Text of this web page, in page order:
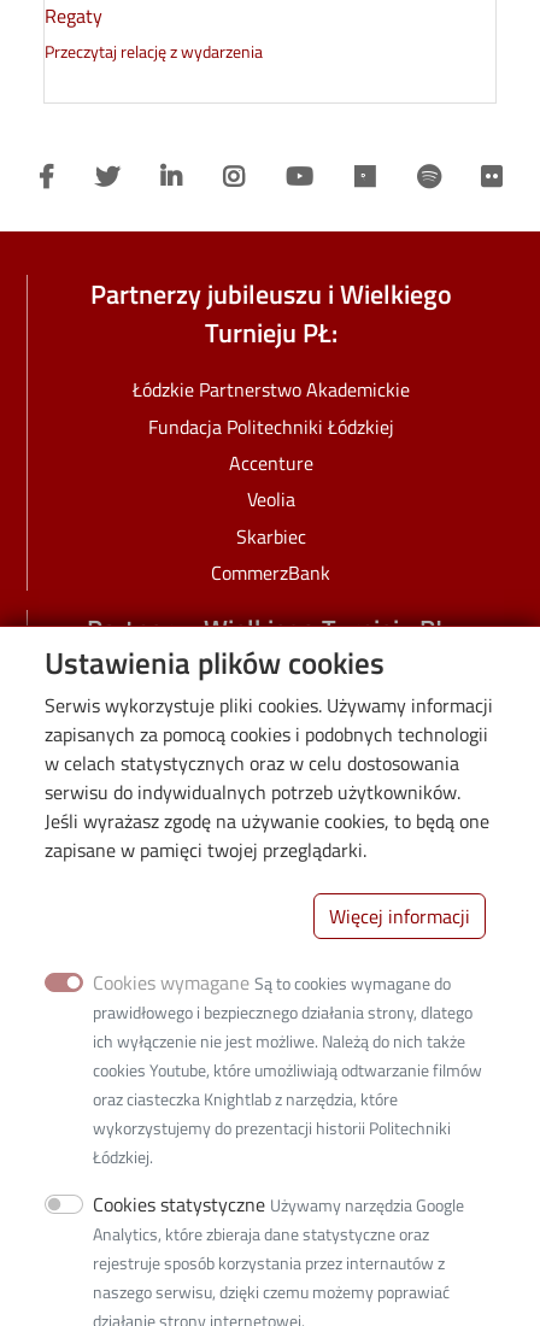
Ustawienia plików cookies
Serwis wykorzystuje pliki cookies. Używamy informacji
zapisanych za pomocą cookies i podobnych technologii
w celach statystycznych oraz w celu dostosowania
serwisu do indywidualnych potrzeb użytkowników.
Jeśli wyrażasz zgodę na używanie cookies, to będą one
zapisane w pamięci twojej przeglądarki.
Więcej informacji
Cookies wymagane Są to cookies wymagane do
prawidłowego i bezpiecznego działania strony, dlatego
ich wyłączenie nie jest możliwe. Należą do nich także
cookies Youtube, które umożliwiają odtwarzanie filmów
oraz ciasteczka Knightlab z narzędzia, które
wykorzystujemy do prezentacji historii Politechniki
Łódzkiej.
Cookies statystyczne Używamy narzędzia Google
Analytics, które zbieraja dane statystyczne oraz
rejestruje sposób korzystania przez internautów z
naszego serwisu, dzięki czemu możemy poprawiać
działanie strony internetowej.
Regaty
Przeczytaj relację z wydarzenia
Politechnika Łódzka
ul. Żeromskiego 116
90-924 Łódź
Partnerzy jubileuszu i Wielkiego
Turnieju PŁ:
Łódzkie Partnerstwo Akademickie
Fundacja Politechniki Łódzkiej
Accenture
Veolia
Skarbiec
CommerzBank
Partnerzy Wielkiego Turnieju PŁ:
Life Mercure Free
Narodowy Fundusz Ochrony Środowiska i Gospodarki
Wodnej
Co funded by the European Union
PoliClinic Centrum Medyczne Fundacji Politechniki
Łódzkiej
AquaSpeed
Polityka prywatności